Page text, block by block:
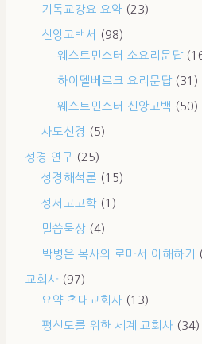
기독교강요 요약 (23)
신앙고백서
(98)
웨스트민스터 소요리문답
하이델베르크 요리문답(31)
웨스트민스터 신앙고백 (50)
사도신경 (5)
성경 연구 (25)
성경해석론 (15)
성서고고학 (1)
말씀묵상 (4)
박병은 목사의 로마서 이해하기
교회사 (97)
요약 초대교회사 (13)
평신도를 위한 세계 교회사 (34)